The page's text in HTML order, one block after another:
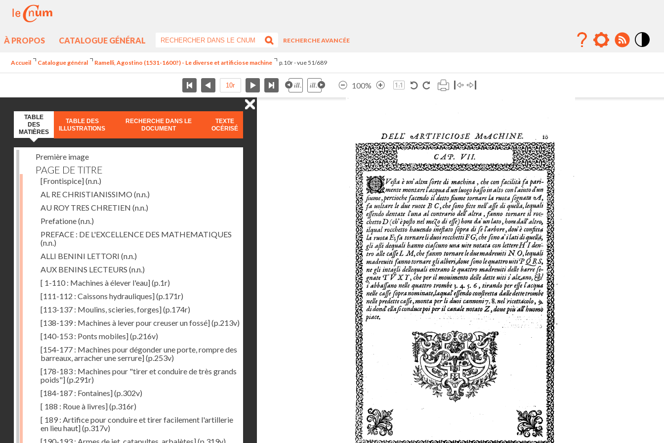
À PROPOS CATALOGUE GÉNÉRAL
RECHERCHE AVANCÉE
Accueil Catalogue général Ramelli, Agostino (1531-1600?) - Le diverse et artificiose machine p.10r - vue 51/689
100%
TABLE
DES
MATIÈRES
TABLE DES
ILLUSTRATIONS
RECHERCHE DANS LE
DOCUMENT
TEXTE
OCÉRISÉ
Première image
PAGE DE TITRE
[Frontispice](n.n.)
AL RE CHRISTIANISSIMO (n.n.)
AU ROY TRES CHRETIEN (n.n.)
Prefatione(n.n.)
PREFACE : DE L'EXCELLENCE DES MATHEMATIQUES
(n.n.)
ALLI BENINI LETTORI (n.n.)
AUX BENINS LECTEURS (n.n.)
[ 1-110 : Machines à élever l'eau](p.1r)
[111-112 : Caissons hydrauliques](p.171r)
[113-137 : Moulins, scieries, forges](p.174r)
[138-139 : Machines à lever pour creuser un fossé](p.213v)
[140-153 : Ponts mobiles](p.216v)
[154-177 : Machines pour dégonder une porte, rompre des
barreaux, arracher une serrure](p.253v)
[178-183 : Machines pour "tirer et conduire de très grands
poids"](p.291r)
[184-187 : Fontaines](p.302v)
[ 188 : Roue à livres](p.316r)
[ 189 : Artifice pour conduire et tirer facilement l'artillerie
en lieu haut](p.317v)